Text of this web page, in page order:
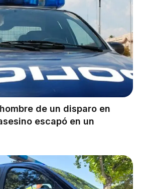
de un disparo en
escapó en un